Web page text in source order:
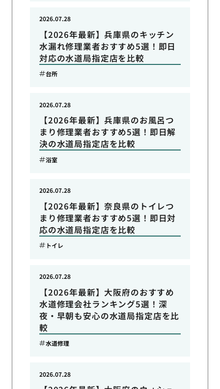
【2026年最新】兵庫県のキッチン
水漏れ修理業者おすすめ5選！即日
対応の水道局指定店を比較
2026.07.28
台所
【2026年最新】兵庫県のお風呂つ
まり修理業者おすすめ5選！即日解
決の水道局指定店を比較
2026.07.28
浴室
【2026年最新】奈良県のトイレつ
まり修理業者おすすめ5選！即日対
応の水道局指定店を比較
2026.07.28
トイレ
【2026年最新】大阪府のおすすめ
水道修理会社ランキング5選！深
夜・早朝も安心の水道局指定店を比
較
2026.07.28
水道修理
2026.07.28